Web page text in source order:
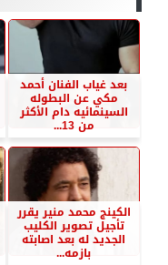
بعد غياب الفنان أحمد
مكي عن البطوله
السينمائيه دام الأكثر
من 13...
الكينج محمد منير يقرر
تأجيل تصوير الكليب
الجديد له بعد اصابته
بازمه...